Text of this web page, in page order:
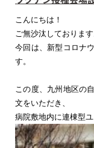
こんにちは！
ご無沙汰しております
今回は、新型コロナ
す。
この度、九州地区の
文をいただき、
病院敷地内に連棟型